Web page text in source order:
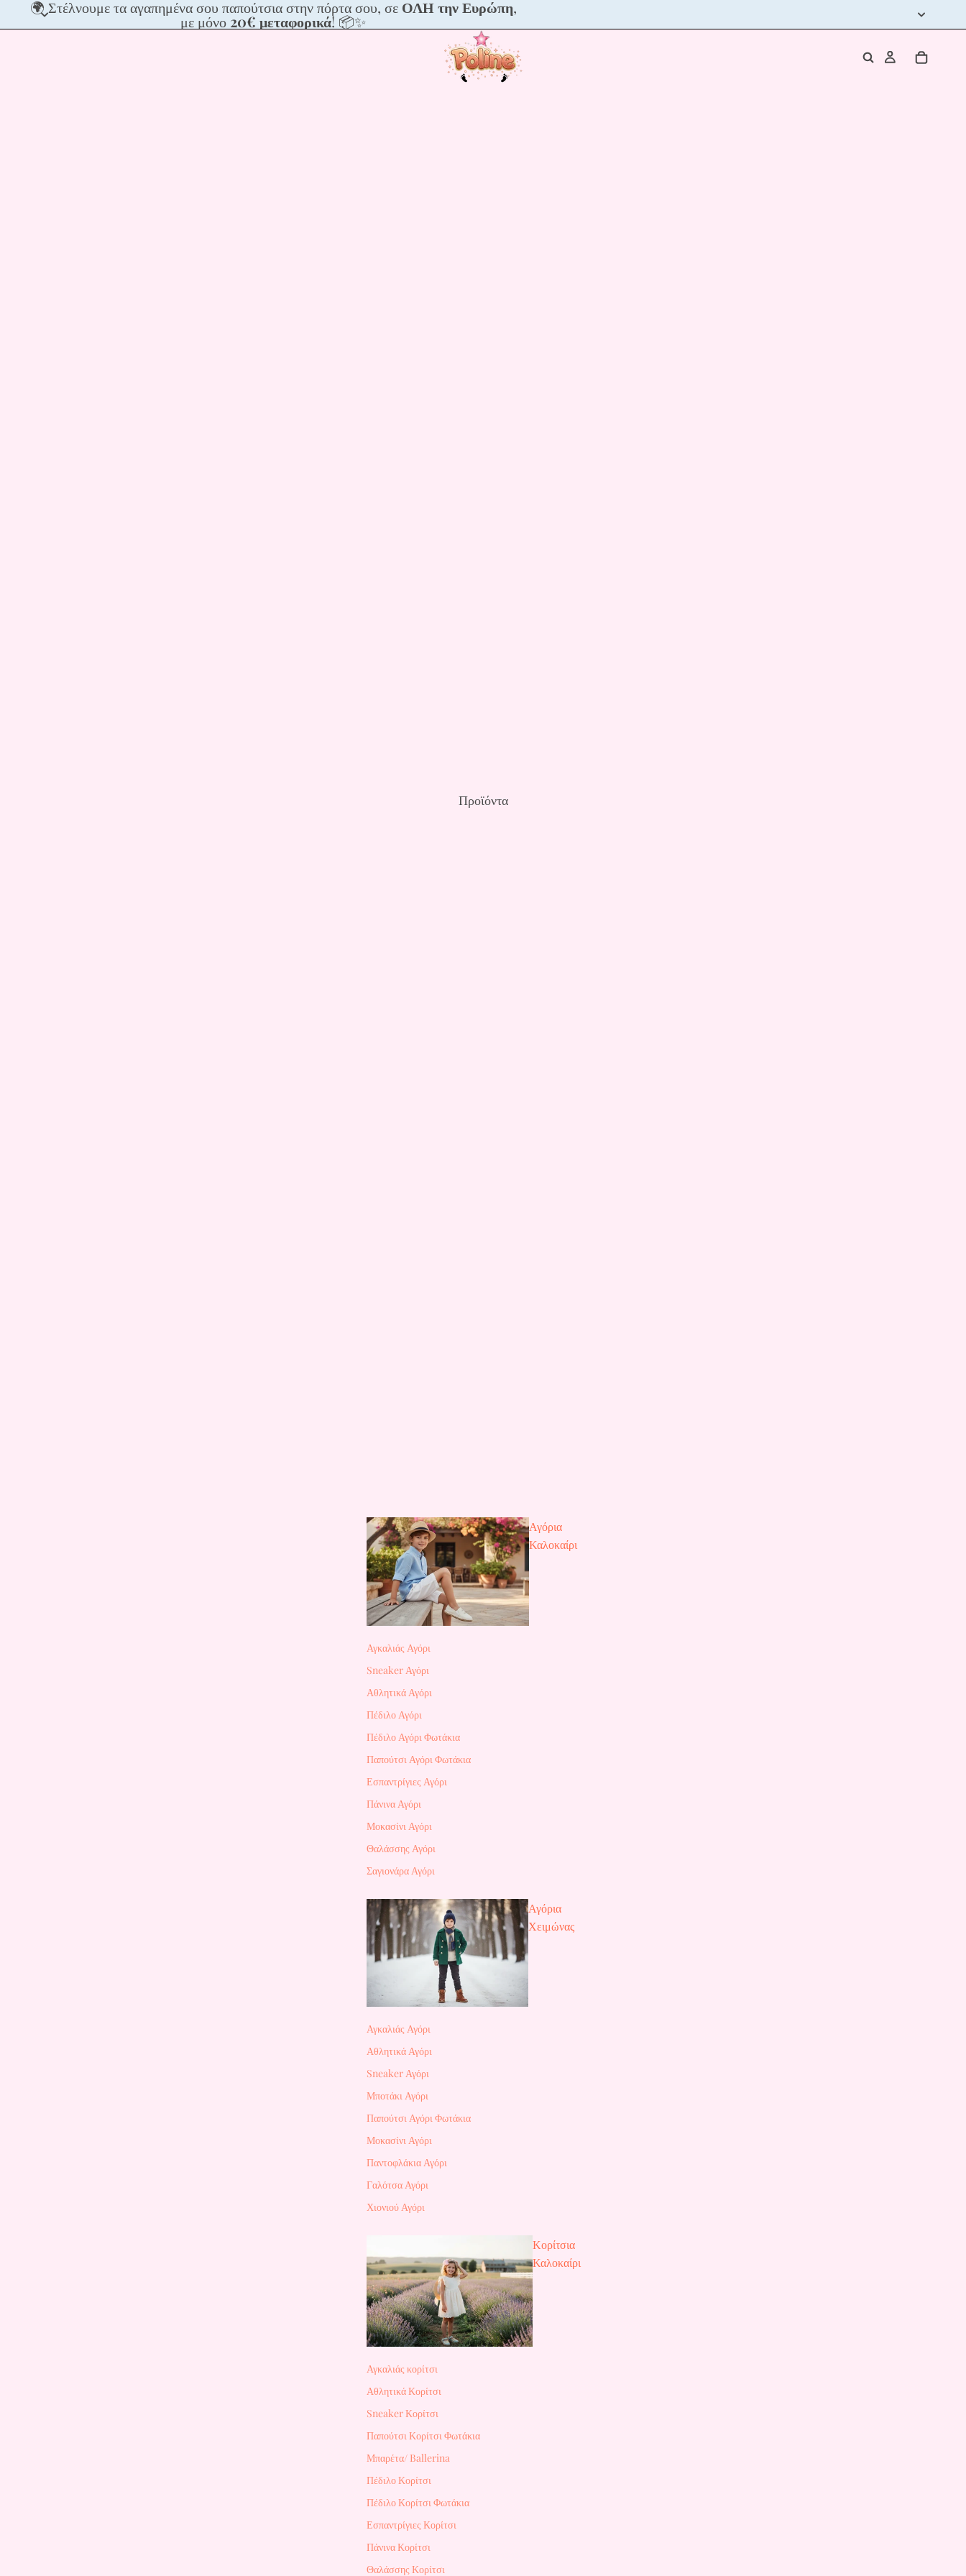
🌍 Στέλνουμε τα αγαπημένα σου παπούτσια στην πόρτα σου, σε ΟΛΗ την Ευρώπη,
με μόνο 20€ μεταφορικά! 📦✨
🌍
Στέλνουμε
τα
Προϊόντα
Αγόρια
Καλοκαίρι
Αγκαλιάς Αγόρι
Sneaker Αγόρι
Αθλητικά Αγόρι
Πέδιλο Αγόρι
Πέδιλο Αγόρι Φωτάκια
Παπούτσι Αγόρι Φωτάκια
Εσπαντρίγιες Αγόρι
Πάνινα Αγόρι
Μοκασίνι Αγόρι
Θαλάσσης Αγόρι
Σαγιονάρα Αγόρι
Αγόρια
Χειμώνας
Αγκαλιάς Αγόρι
Αθλητικά Αγόρι
Sneaker Αγόρι
Μποτάκι Αγόρι
Παπούτσι Αγόρι Φωτάκια
Μοκασίνι Αγόρι
Παντοφλάκια Αγόρι
Γαλότσα Αγόρι
Χιονιού Αγόρι
Κορίτσια
Καλοκαίρι
Αγκαλιάς κορίτσι
Αθλητικά Κορίτσι
Sneaker Κορίτσι
Παπούτσι Κορίτσι Φωτάκια
Μπαρέτα/ Ballerina
Πέδιλο Κορίτσι
Πέδιλο Κορίτσι Φωτάκια
Εσπαντρίγιες Κορίτσι
Πάνινα Κορίτσι
Θαλάσσης Κορίτσι